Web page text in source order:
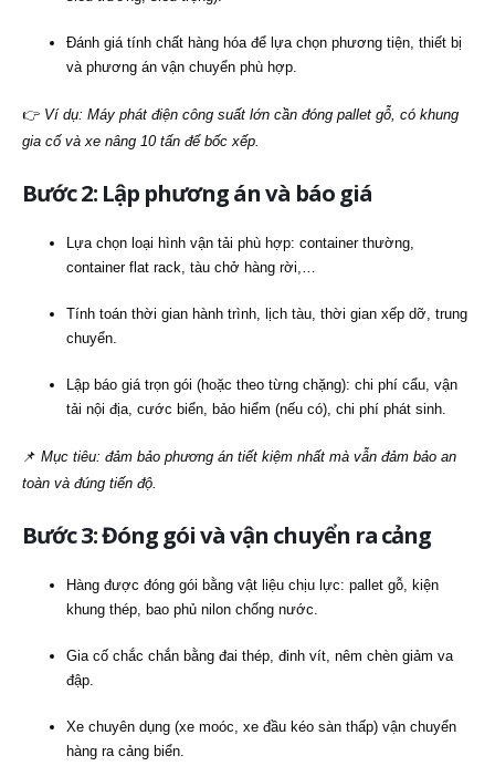
Đánh giá tính chất hàng hóa để lựa chọn phương tiện, thiết bị
và phương án vận chuyển phù hợp.
👉 Ví dụ: Máy phát điện công suất lớn cần đóng pallet gỗ, có khung
gia cố và xe nâng 10 tấn để bốc xếp.
Bước 2: Lập phương án và báo giá
Lựa chọn loại hình vận tải phù hợp: container thường,
container flat rack, tàu chở hàng rời,…
Tính toán thời gian hành trình, lịch tàu, thời gian xếp dỡ, trung
chuyển.
Lập báo giá trọn gói (hoặc theo từng chặng): chi phí cẩu, vận
tải nội địa, cước biển, bảo hiểm (nếu có), chi phí phát sinh.
📌 Mục tiêu: đảm bảo phương án tiết kiệm nhất mà vẫn đảm bảo an
toàn và đúng tiến độ.
Bước 3: Đóng gói và vận chuyển ra cảng
Hàng được đóng gói bằng vật liệu chịu lực: pallet gỗ, kiện
khung thép, bao phủ nilon chống nước.
Gia cố chắc chắn bằng đai thép, đinh vít, nêm chèn giảm va
đập.
Xe chuyên dụng (xe moóc, xe đầu kéo sàn thấp) vận chuyển
hàng ra cảng biển.